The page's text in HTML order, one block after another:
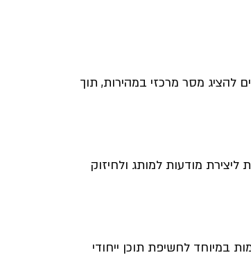
לעסקים שרוצים להציג מסר מרכזי במהירות, תוך
הן מצוינות ליצירת מודעות למותג ולחיזוק
במיוחד לחשיפת תוכן ייחודי